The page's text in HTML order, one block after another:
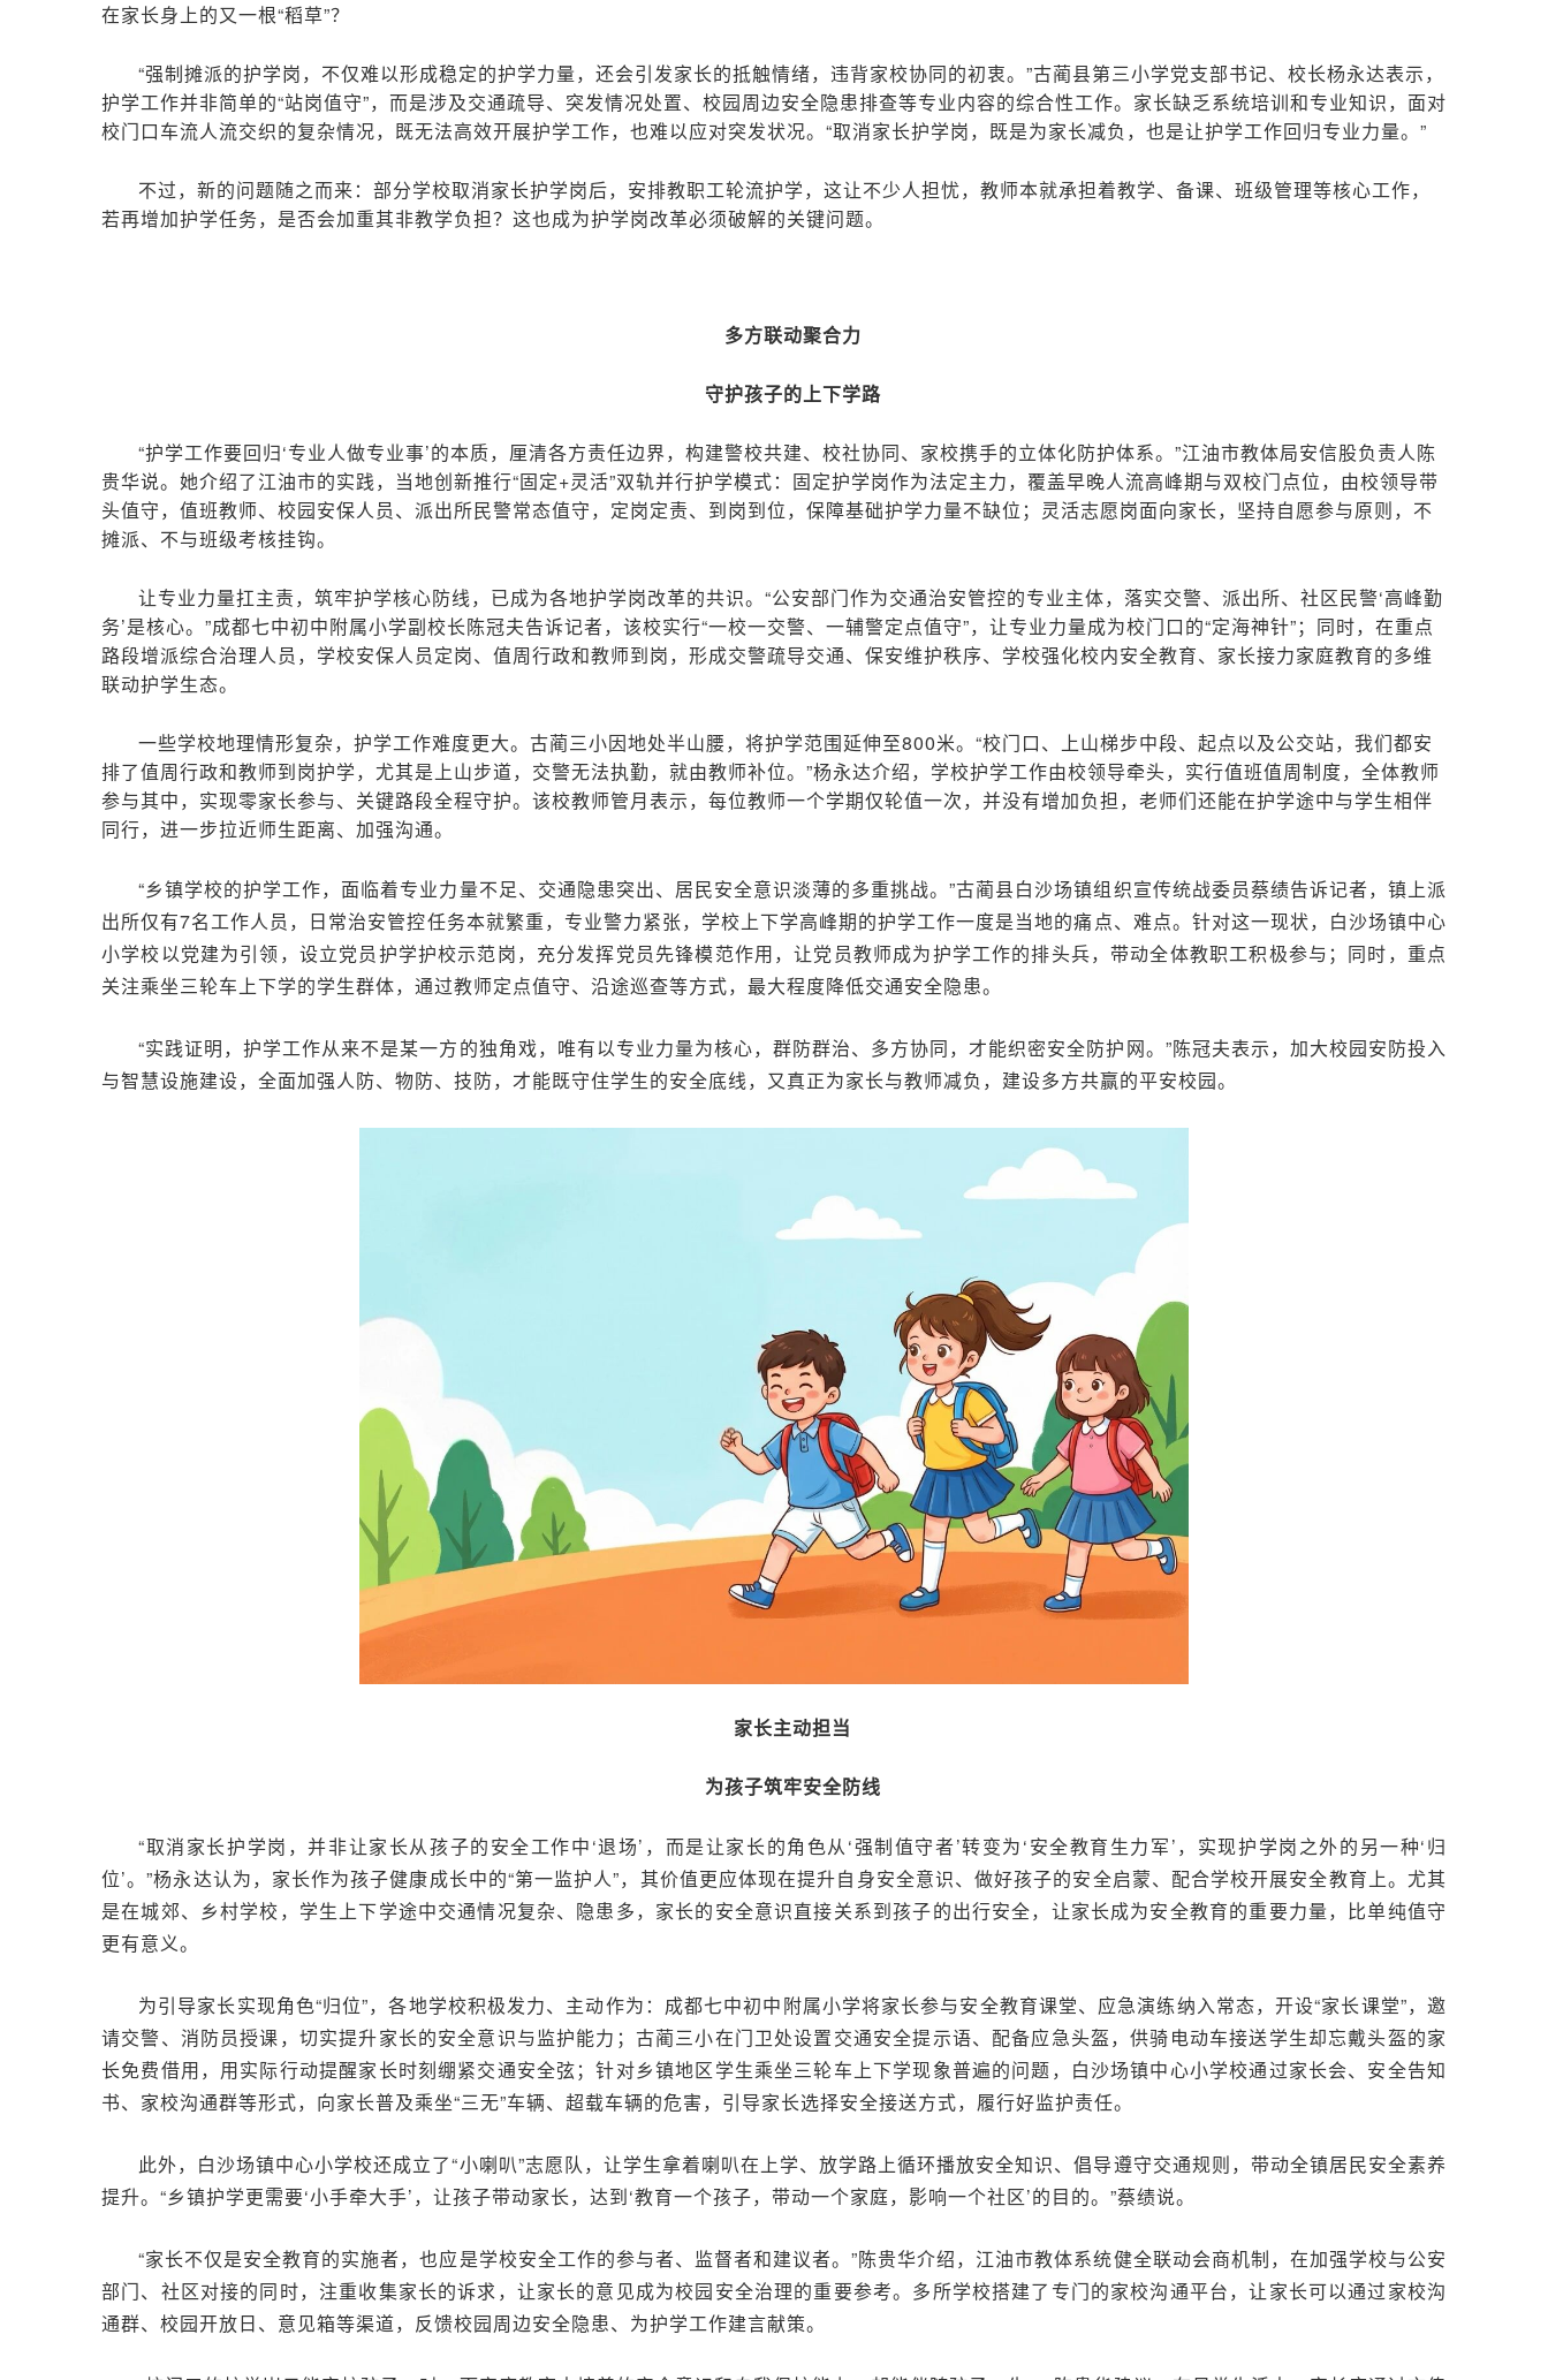
在家长身上的又一根“稻草”？
“强制摊派的护学岗，不仅难以形成稳定的护学力量，还会引发家长的抵触情绪，违背家校协同的初衷。”古蔺县第三小学党支部书记、校长杨永达表示，
护学工作并非简单的“站岗值守”，而是涉及交通疏导、突发情况处置、校园周边安全隐患排查等专业内容的综合性工作。家长缺乏系统培训和专业知识，面对
校门口车流人流交织的复杂情况，既无法高效开展护学工作，也难以应对突发状况。“取消家长护学岗，既是为家长减负，也是让护学工作回归专业力量。”
不过，新的问题随之而来：部分学校取消家长护学岗后，安排教职工轮流护学，这让不少人担忧，教师本就承担着教学、备课、班级管理等核心工作，
若再增加护学任务，是否会加重其非教学负担？这也成为护学岗改革必须破解的关键问题。
多方联动聚合力
守护孩子的上下学路
“护学工作要回归‘专业人做专业事’的本质，厘清各方责任边界，构建警校共建、校社协同、家校携手的立体化防护体系。”江油市教体局安信股负责人陈
贵华说。她介绍了江油市的实践，当地创新推行“固定+灵活”双轨并行护学模式：固定护学岗作为法定主力，覆盖早晚人流高峰期与双校门点位，由校领导带
头值守，值班教师、校园安保人员、派出所民警常态值守，定岗定责、到岗到位，保障基础护学力量不缺位；灵活志愿岗面向家长，坚持自愿参与原则，不
摊派、不与班级考核挂钩。
让专业力量扛主责，筑牢护学核心防线，已成为各地护学岗改革的共识。“公安部门作为交通治安管控的专业主体，落实交警、派出所、社区民警‘高峰勤
务’是核心。”成都七中初中附属小学副校长陈冠夫告诉记者，该校实行“一校一交警、一辅警定点值守”，让专业力量成为校门口的“定海神针”；同时，在重点
路段增派综合治理人员，学校安保人员定岗、值周行政和教师到岗，形成交警疏导交通、保安维护秩序、学校强化校内安全教育、家长接力家庭教育的多维
联动护学生态。
一些学校地理情形复杂，护学工作难度更大。古蔺三小因地处半山腰，将护学范围延伸至800米。“校门口、上山梯步中段、起点以及公交站，我们都安
排了值周行政和教师到岗护学，尤其是上山步道，交警无法执勤，就由教师补位。”杨永达介绍，学校护学工作由校领导牵头，实行值班值周制度，全体教师
参与其中，实现零家长参与、关键路段全程守护。该校教师管月表示，每位教师一个学期仅轮值一次，并没有增加负担，老师们还能在护学途中与学生相伴
同行，进一步拉近师生距离、加强沟通。
“乡镇学校的护学工作，面临着专业力量不足、交通隐患突出、居民安全意识淡薄的多重挑战。”古蔺县白沙场镇组织宣传统战委员蔡绩告诉记者，镇上派
出所仅有7名工作人员，日常治安管控任务本就繁重，专业警力紧张，学校上下学高峰期的护学工作一度是当地的痛点、难点。针对这一现状，白沙场镇中心
小学校以党建为引领，设立党员护学护校示范岗，充分发挥党员先锋模范作用，让党员教师成为护学工作的排头兵，带动全体教职工积极参与；同时，重点
关注乘坐三轮车上下学的学生群体，通过教师定点值守、沿途巡查等方式，最大程度降低交通安全隐患。
“实践证明，护学工作从来不是某一方的独角戏，唯有以专业力量为核心，群防群治、多方协同，才能织密安全防护网。”陈冠夫表示，加大校园安防投入
与智慧设施建设，全面加强人防、物防、技防，才能既守住学生的安全底线，又真正为家长与教师减负，建设多方共赢的平安校园。
家长主动担当
为孩子筑牢安全防线
“取消家长护学岗，并非让家长从孩子的安全工作中‘退场’，而是让家长的角色从‘强制值守者’转变为‘安全教育生力军’，实现护学岗之外的另一种‘归
位’。”杨永达认为，家长作为孩子健康成长中的“第一监护人”，其价值更应体现在提升自身安全意识、做好孩子的安全启蒙、配合学校开展安全教育上。尤其
是在城郊、乡村学校，学生上下学途中交通情况复杂、隐患多，家长的安全意识直接关系到孩子的出行安全，让家长成为安全教育的重要力量，比单纯值守
更有意义。
为引导家长实现角色“归位”，各地学校积极发力、主动作为：成都七中初中附属小学将家长参与安全教育课堂、应急演练纳入常态，开设“家长课堂”，邀
请交警、消防员授课，切实提升家长的安全意识与监护能力；古蔺三小在门卫处设置交通安全提示语、配备应急头盔，供骑电动车接送学生却忘戴头盔的家
长免费借用，用实际行动提醒家长时刻绷紧交通安全弦；针对乡镇地区学生乘坐三轮车上下学现象普遍的问题，白沙场镇中心小学校通过家长会、安全告知
书、家校沟通群等形式，向家长普及乘坐“三无”车辆、超载车辆的危害，引导家长选择安全接送方式，履行好监护责任。
此外，白沙场镇中心小学校还成立了“小喇叭”志愿队，让学生拿着喇叭在上学、放学路上循环播放安全知识、倡导遵守交通规则，带动全镇居民安全素养
提升。“乡镇护学更需要‘小手牵大手’，让孩子带动家长，达到‘教育一个孩子，带动一个家庭，影响一个社区’的目的。”蔡绩说。
“家长不仅是安全教育的实施者，也应是学校安全工作的参与者、监督者和建议者。”陈贵华介绍，江油市教体系统健全联动会商机制，在加强学校与公安
部门、社区对接的同时，注重收集家长的诉求，让家长的意见成为校园安全治理的重要参考。多所学校搭建了专门的家校沟通平台，让家长可以通过家校沟
通群、校园开放日、意见箱等渠道，反馈校园周边安全隐患、为护学工作建言献策。